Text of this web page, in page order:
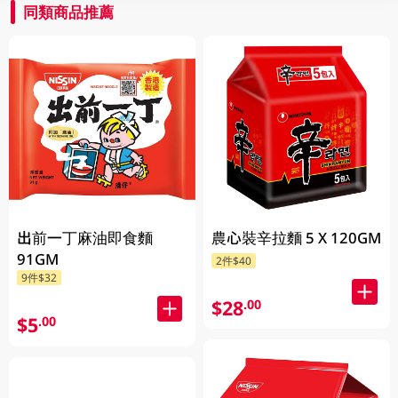
同類商品推薦
出前一丁麻油即食麵
91GM
9件$32
$5.00
農心裝辛拉麵 5 X 120GM
2件$40
$28.00